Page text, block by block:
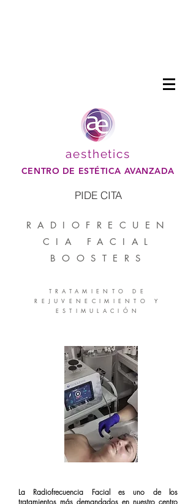
aesthetics
CENTRO DE ESTÉTICA AVANZADA
PIDE CITA
RADIOFRECUEN
CIA FACIAL
BOOSTERS
TRATAMIENTO DE
REJUVENECIMIENTO Y
ESTIMULACIÓN
La Radiofrecuencia Facial es uno de los
tratamientos más demandados en nuestro centro